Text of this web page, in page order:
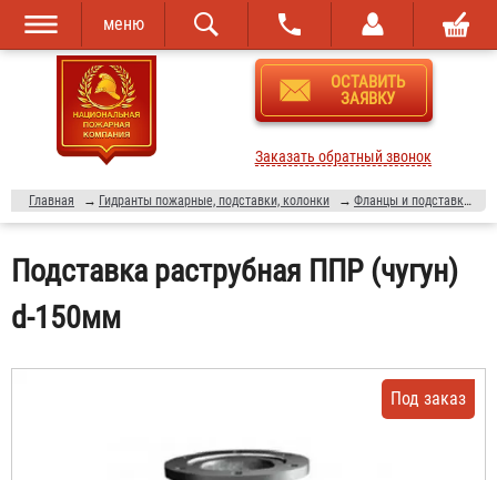
Перейти к
основному
содержанию
Skip to
navigation
меню
ОСТАВИТЬ
ЗАЯВКУ
Заказать обратный звонок
Главная → Гидранты пожарные, подставки, колонки → Фланцы и подставки для пожарных гидрантов
Подставка раструбная ППР (чугун)
d-150мм
Под заказ